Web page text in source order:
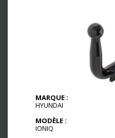
MARQUE :
HYUNDAI
MODÈLE :
IONIQ